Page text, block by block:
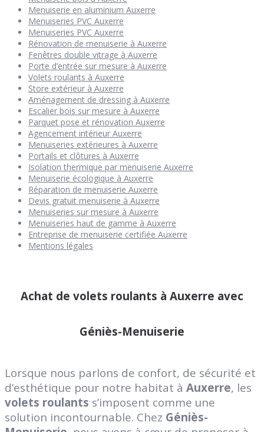
Menuiserie en aluminium Auxerre
Menuiseries PVC Auxerre
Menuiseries PVC Auxerre
Rénovation de menuiserie à Auxerre
Fenêtres double vitrage à Auxerre
Porte d’entrée sur mesure à Auxerre
Volets roulants à Auxerre
Store extérieur à Auxerre
Aménagement de dressing à Auxerre
Escalier bois sur mesure à Auxerre
Parquet pose et rénovation Auxerre
Agencement intérieur Auxerre
Menuiseries extérieures à Auxerre
Portails et clôtures à Auxerre
Isolation thermique par menuiserie Auxerre
Menuiserie écologique à Auxerre
Réparation de menuiserie Auxerre
Devis gratuit menuiserie à Auxerre
Menuiseries sur mesure à Auxerre
Menuiseries haut de gamme à Auxerre
Entreprise de menuiserie certifiée Auxerre
Mentions légales
Achat de volets roulants à Auxerre avec
Géniès-Menuiserie
Lorsque nous parlons de confort, de sécurité et
d’esthétique pour notre habitat à Auxerre, les
volets roulants s’imposent comme une
solution incontournable. Chez Géniès-